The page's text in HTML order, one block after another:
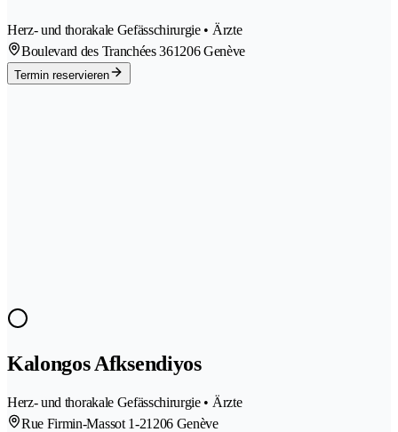
Herz- und thorakale Gefässchirurgie • Ärzte
Boulevard des Tranchées 361206 Genève
Termin reservieren
Kalongos Afksendiyos
Herz- und thorakale Gefässchirurgie • Ärzte
Rue Firmin-Massot 1-21206 Genève